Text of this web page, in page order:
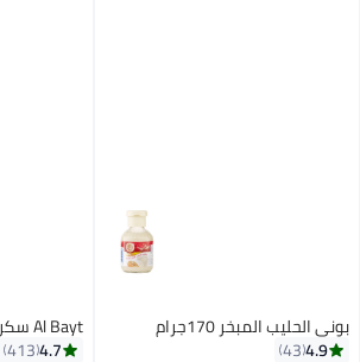
بوني الحليب المبخر 170جرام
4.9
43
Al Bayt سكر البيت الفاخر ، 10كجم
4.7
413